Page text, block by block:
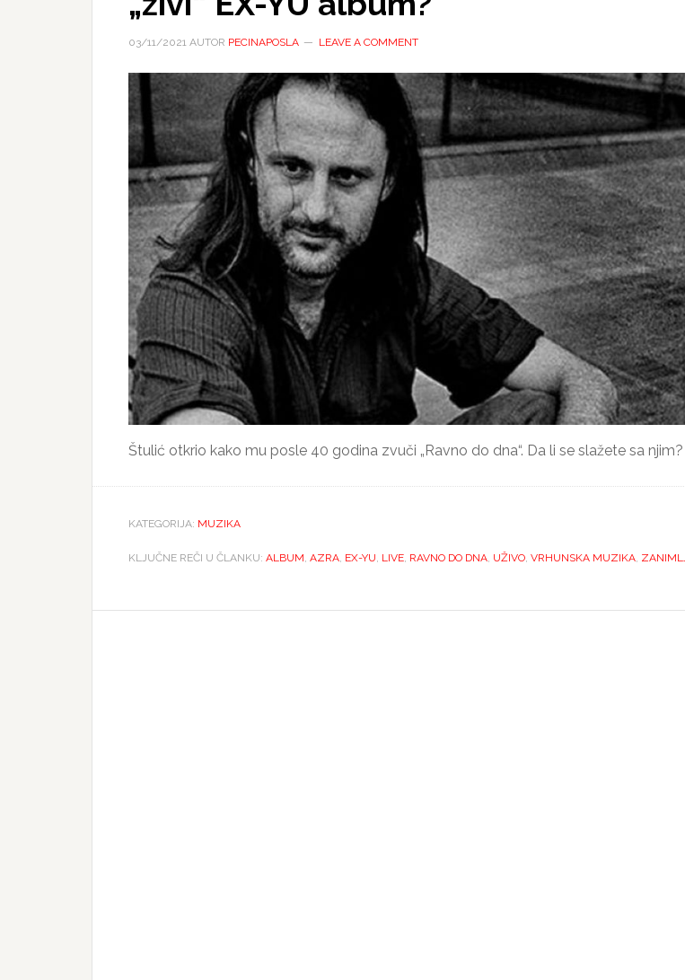
03/11/2021 AUTOR PECINAPOSLA LEAVE A COMMENT
Štulić otkrio kako mu posle 40 godina zvuči „Ravno do dna“. Da li se slažete sa njim?
KATEGORIJA: MUZIKA
KLJUČNE REČI U ČLANKU: ALBUM, AZRA, EX-YU, LIVE, RAVNO DO DNA, UŽIVO, VRHUNSKA MUZIKA,